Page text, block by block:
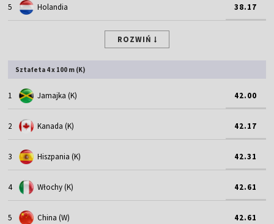
5 Holandia 38.17
ROZWIŃ
Sztafeta 4 x 100 m (K)
1 Jamajka (K) 42.00
2 Kanada (K) 42.17
3 Hiszpania (K) 42.31
4 Włochy (K) 42.61
5 China (W) 42.61